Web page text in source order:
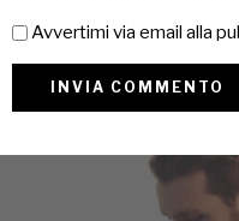
Avvertimi via email alla